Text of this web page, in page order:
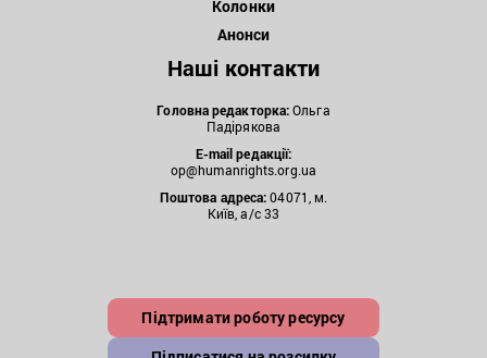
Колонки
Анонси
Наші контакти
Головна редакторка:Ольга
Падірякова
E-mail редакції:
op@humanrights.org.ua
Поштова адреса:04071, м.
Київ, а/с 33
Підтримати роботу ресурсу